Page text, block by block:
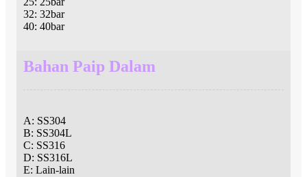
32: 32bar
40: 40bar
Bahan Paip Dalam
A: SS304
B: SS304L
C: SS316
D: SS316L
E: Lain-lain